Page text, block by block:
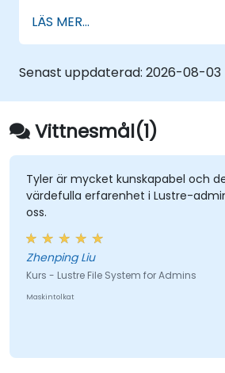
LÄS MER...
Senast uppdaterad: 2026-08-03
Vittnesmål(1)
Tyler är mycket kunskapabel och
värdefulla erfarenhet i Lustre-
oss.
Zhenping Liu
Kurs - Lustre File System for Admins
Maskintolkat